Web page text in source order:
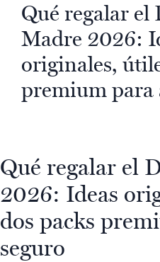
Qué regalar el
Madre 2026:
originales,
premium para
Qué regalar el
2026: Ideas
dos packs
seguro